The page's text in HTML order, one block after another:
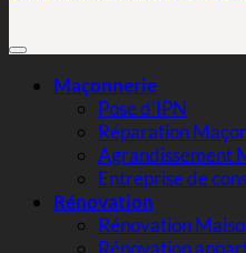
Maçonnerie
Pose d’IPN
Réparation
Agrandissement
Entreprise de
Rénovation
Rénovation
Rénovation